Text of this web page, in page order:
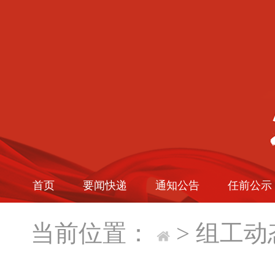
首页 要闻快递 通知公告 任前公示
当前位置： > 组工动